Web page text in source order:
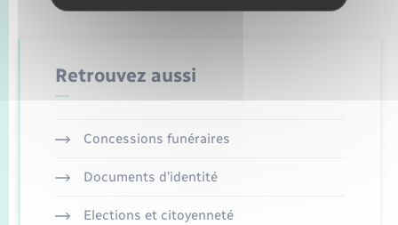
Retrouvez aussi
Concessions funéraires
Documents d’identité
Elections et citoyenneté